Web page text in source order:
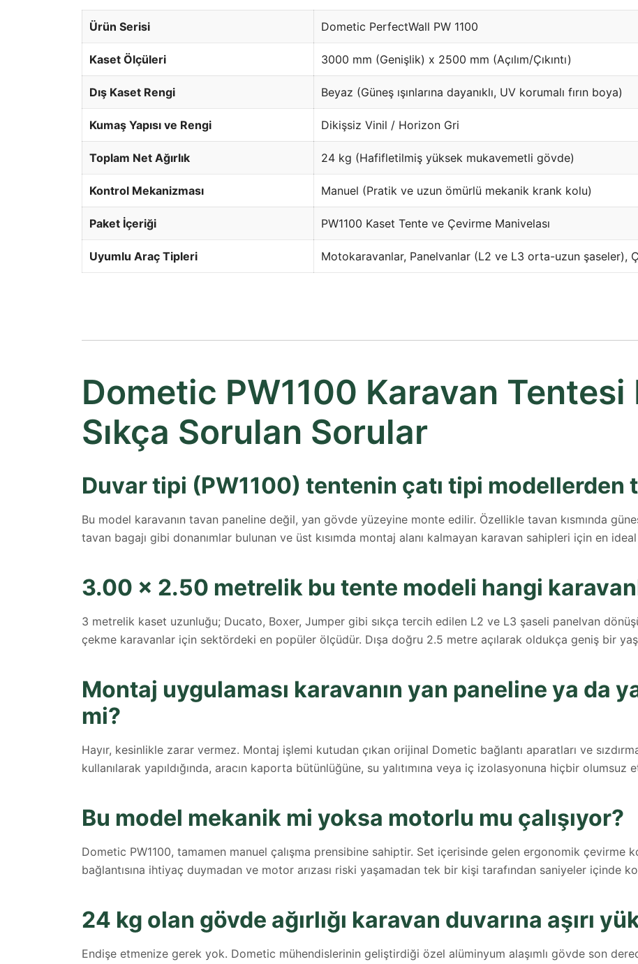
Ürün Serisi Dometic PerfectWall PW 1100
Kaset Ölçüleri 3000 mm (Genişlik) x 2500 mm (Açılım/Çıkıntı)
Dış Kaset Rengi Beyaz (Güneş ışınlarına dayanıklı, UV korumalı fırın boya)
Kumaş Yapısı ve Rengi Dikişsiz Vinil / Horizon Gri
Toplam Net Ağırlık 24 kg (Hafifletilmiş yüksek mukavemetli gövde)
Kontrol Mekanizması Manuel (Pratik ve uzun ömürlü mekanik krank kolu)
Paket İçeriği PW1100 Kaset Tente ve Çevirme Manivelası
Uyumlu Araç Tipleri Motokaravanlar, Panelvanlar (L2 ve L3 orta-uzun şaseler),
Dometic PW1100 Karavan Tentesi
Sıkça Sorulan Sorular
Duvar tipi (PW1100) tentenin çatı tipi modellerden
Bu model karavanın tavan paneline değil, yan gövde yüzeyine monte edilir. Özellikle tavan kısmında
tavan bagajı gibi donanımlar bulunan ve üst kısımda montaj alanı kalmayan karavan sahipleri için en
3.00 x 2.50 metrelik bu tente modeli hangi
3 metrelik kaset uzunluğu; Ducato, Boxer, Jumper gibi sıkça tercih edilen L2 ve L3 şaseli panelvan
çekme karavanlar için sektördeki en popüler ölçüdür. Dışa doğru 2.5 metre açılarak oldukça geniş bir
Montaj uygulaması karavanın yan paneline ya da
mi?
Hayır, kesinlikle zarar vermez. Montaj işlemi kutudan çıkan orijinal Dometic bağlantı aparatları ve
kullanılarak yapıldığında, aracın kaporta bütünlüğüne, su yalıtımına veya iç izolasyonuna hiçbir olumsuz
Bu model mekanik mi yoksa motorlu mu çalışıyor?
Dometic PW1100, tamamen manuel çalışma prensibine sahiptir. Set içerisinde gelen ergonomik çevirme
bağlantısına ihtiyaç duymadan ve motor arızası riski yaşamadan tek bir kişi tarafından saniyeler içinde
24 kg olan gövde ağırlığı karavan duvarına aşırı
Endişe etmenize gerek yok. Dometic mühendislerinin geliştirdiği özel alüminyum alaşımlı gövde son